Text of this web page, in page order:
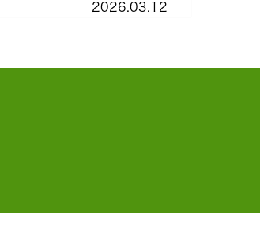
2026.03.12